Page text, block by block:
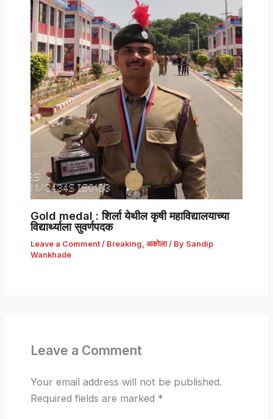
Gold medal : शिर्ला येथील कृषी महाविद्यालयाच्या
विद्यार्थ्याला सुवर्णपदक
Leave a Comment / Breaking अकोला/ By Sandip
Wankhade
Leave a Comment
Your email address will not be published.
Required fields are marked *